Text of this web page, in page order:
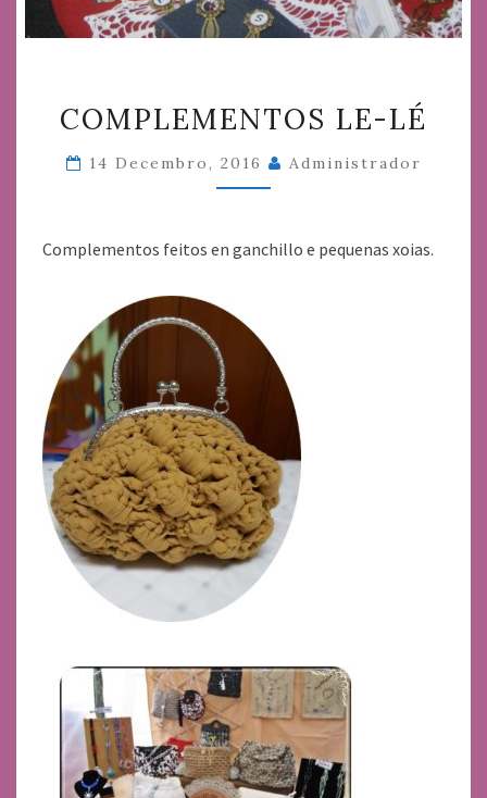
LE-
LÉ
COMPLEMENTOS LE-LÉ
14 Decembro, 2016 Administrador
Complementos feitos en ganchillo e pequenas xoias.